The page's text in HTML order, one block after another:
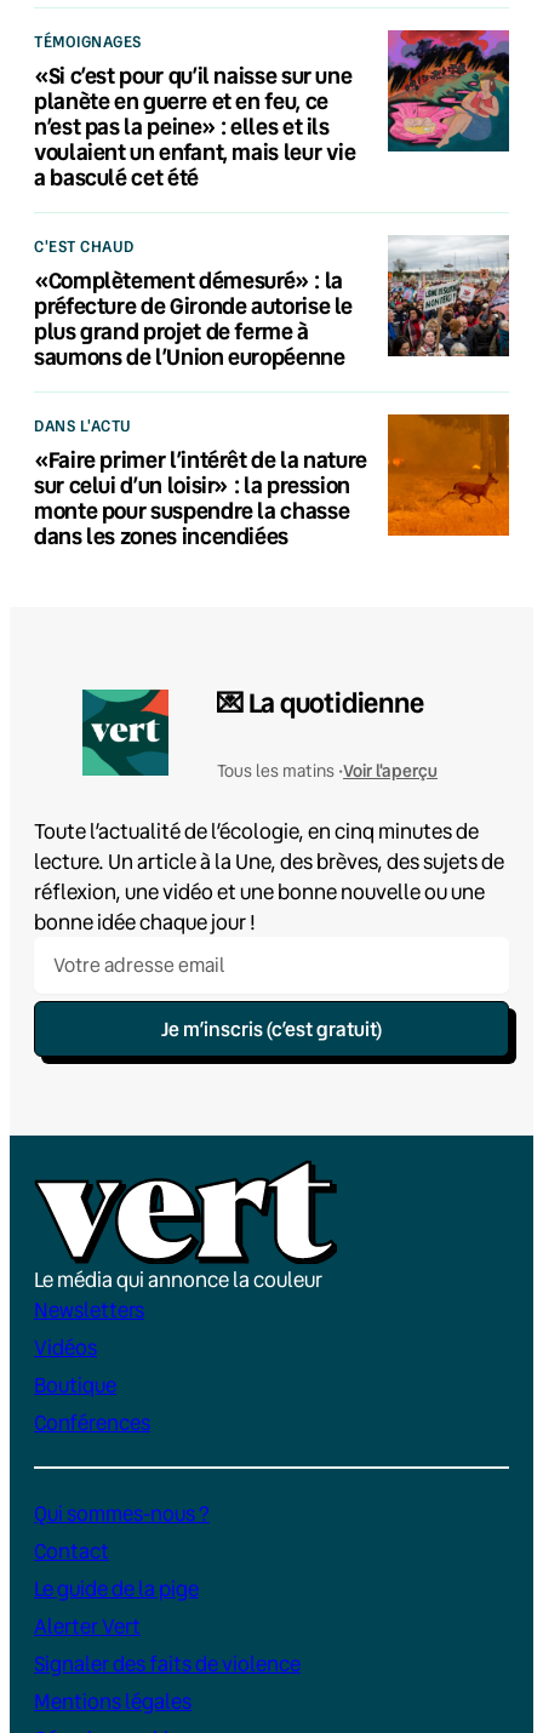
TÉMOIGNAGES
«Si c’est pour qu’il naisse sur une
planète en guerre et en feu, ce
n’est pas la peine» : elles et ils
voulaient un enfant, mais leur vie
a basculé cet été
C'EST CHAUD
«Complètement démesuré» : la
préfecture de Gironde autorise le
plus grand projet de ferme à
saumons de l’Union européenne
DANS L'ACTU
«Faire primer l’intérêt de la nature
sur celui d’un loisir» : la pression
monte pour suspendre la chasse
dans les zones incendiées
💌 La quotidienne
Tous les matins •Voir l'aperçu
Toute l’actualité de l’écologie, en cinq minutes de
lecture. Un article à la Une, des brèves, des sujets de
réflexion, une vidéo et une bonne nouvelle ou une
bonne idée chaque jour !
Je m’inscris (c’est gratuit)
Le média qui annonce la couleur
Newsletters
Vidéos
Boutique
Conférences
Qui sommes-nous ?
Contact
Le guide de la pige
Alerter Vert
Signaler des faits de violence
Mentions légales